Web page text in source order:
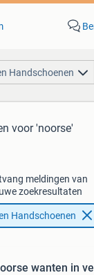
Handschoenen
voor 'noorse'
meldingen van
zoekresultaten
Handschoenen
wanten in